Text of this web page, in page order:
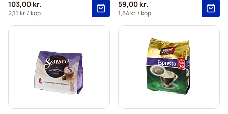
103,00 kr.
2,15 kr./ kop
59,00 kr.
1,84 kr./ kop